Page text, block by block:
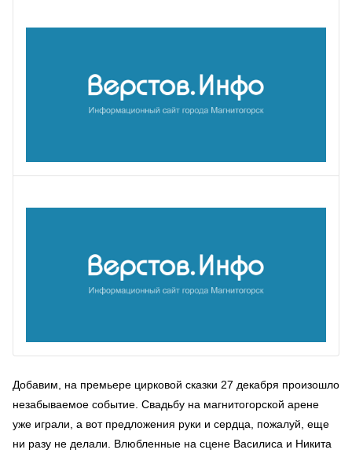
Добавим, на премьере цирковой сказки 27 декабря произошло
незабываемое событие. Свадьбу на магнитогорской арене
уже играли, а вот предложения руки и сердца, пожалуй, еще
ни разу не делали. Влюбленные на сцене Василиса и Никита